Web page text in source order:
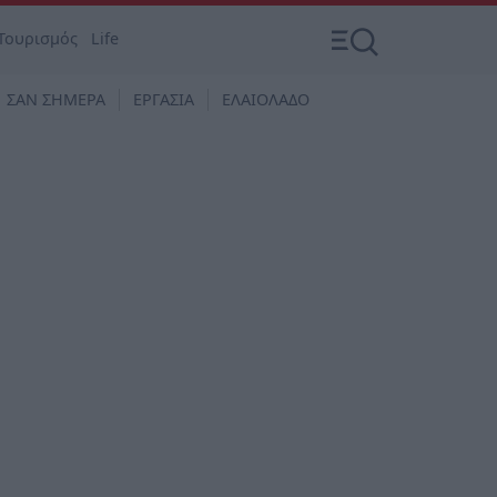
Life
ΣΑΝ ΣΗΜΕΡΑ ΕΡΓΑΣΙΑ ΕΛΑΙΟΛΑΔΟ